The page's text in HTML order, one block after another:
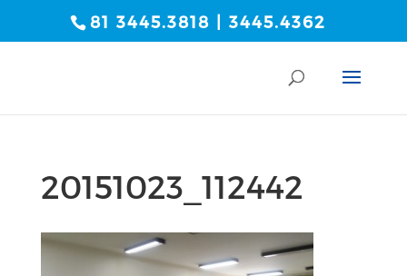
81 3445.3818 | 3445.4362
20151023_112442